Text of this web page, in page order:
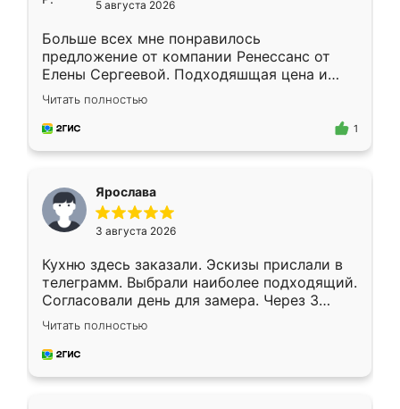
5 августа 2026
Больше всех мне понравилось
предложение от компании Ренессанс от
Елены Сергеевой. Подходяшщая цена и
короткие сроки изготовления. Приехавший
для замера сотрудник Владислав
предложил по моему эскизу самый
Читать полностью
1
Ярослава
3 августа 2026
Кухню здесь заказали. Эскизы прислали в
телеграмм. Выбрали наиболее подходящий.
Согласовали день для замера. Через 3
недели кухня была уже готова. Остались
довольны работой. Спасибо Ренессанс
мебель за качественную работу!
Читать полностью